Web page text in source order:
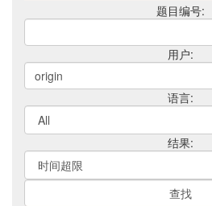
题目编号:
用户:
语言:
结果: